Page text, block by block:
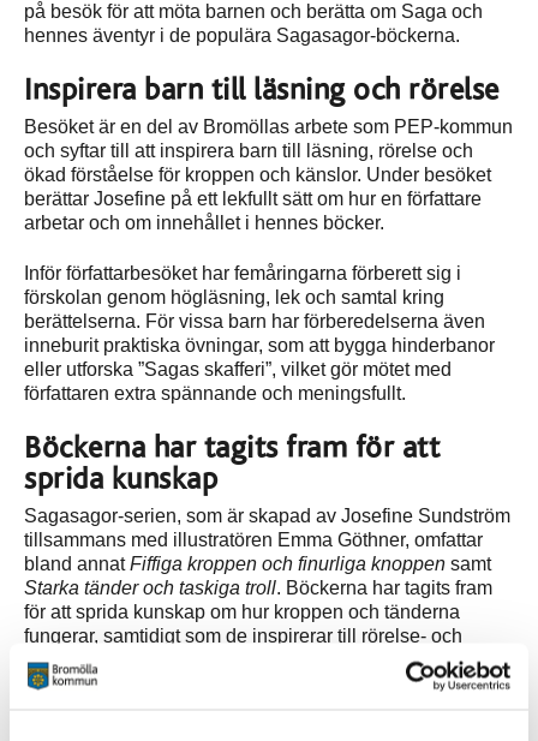
på besök för att möta barnen och berätta om Saga och
hennes äventyr i de populära Sagasagor-böckerna.
Inspirera barn till läsning och rörelse
Besöket är en del av Bromöllas arbete som PEP-kommun
och syftar till att inspirera barn till läsning, rörelse och
ökad förståelse för kroppen och känslor. Under besöket
berättar Josefine på ett lekfullt sätt om hur en författare
arbetar och om innehållet i hennes böcker.
Inför författarbesöket har femåringarna förberett sig i
förskolan genom högläsning, lek och samtal kring
berättelserna. För vissa barn har förberedelserna även
inneburit praktiska övningar, som att bygga hinderbanor
eller utforska ”Sagas skafferi”, vilket gör mötet med
författaren extra spännande och meningsfullt.
Böckerna har tagits fram för att
sprida kunskap
Sagasagor-serien, som är skapad av Josefine Sundström
tillsammans med illustratören Emma Göthner, omfattar
bland annatFiffiga kroppen och finurliga knoppen samt
Starka tänder och taskiga troll. Böckerna har tagits fram
för att sprida kunskap om hur kroppen och tänderna
fungerar, samtidigt som de inspirerar till rörelse- och
matglädje. De finns översatta till svenska, engelska,
arabiska och somaliska och används tillsammans med